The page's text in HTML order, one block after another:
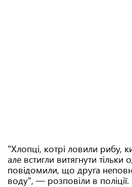
"Хлопці, котрі ловили рибу,
але встигли витягнути тільки
повідомили, що друга
воду", — розповіли в поліції.